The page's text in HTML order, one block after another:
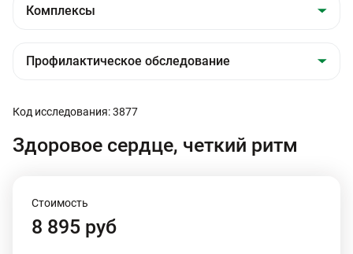
Код исследования: 3877
Здоровое сердце, четкий ритм
Стоимость
8 895 руб